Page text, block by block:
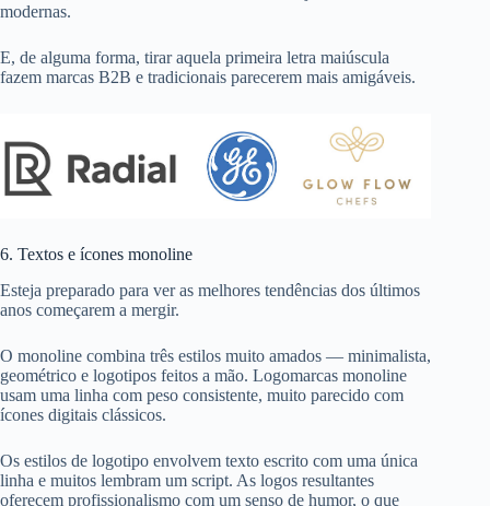
modernas.
E, de alguma forma, tirar aquela primeira letra maiúscula
fazem marcas B2B e tradicionais parecerem mais amigáveis.
6. Textos e ícones monoline
Esteja preparado para ver as melhores tendências dos últimos
anos começarem a mergir.
O monoline combina três estilos muito amados — minimalista,
geométrico e logotipos feitos a mão. Logomarcas monoline
usam uma linha com peso consistente, muito parecido com
ícones digitais clássicos.
Os estilos de logotipo envolvem texto escrito com uma única
linha e muitos lembram um script. As logos resultantes
oferecem profissionalismo com um senso de humor, o que